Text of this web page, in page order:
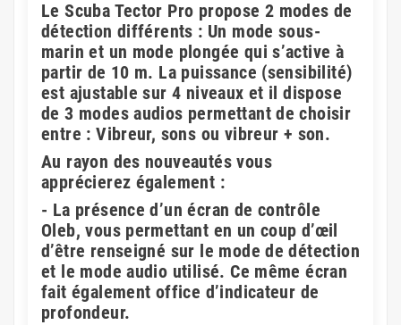
Le Scuba Tector Pro propose 2 modes de
détection différents : Un mode sous-
marin et un mode plongée qui s’active à
partir de 10 m. La puissance (sensibilité)
est ajustable sur 4 niveaux et il dispose
de 3 modes audios permettant de choisir
entre : Vibreur, sons ou vibreur + son.
Au rayon des nouveautés vous
apprécierez également :
- La présence d’un écran de contrôle
Oleb, vous permettant en un coup d’œil
d’être renseigné sur le mode de détection
et le mode audio utilisé. Ce même écran
fait également office d’indicateur de
profondeur.